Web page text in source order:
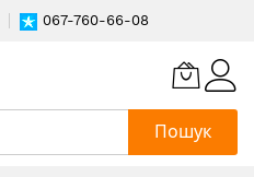
067-760-66-08
Пошук